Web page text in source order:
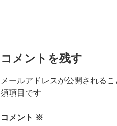
コメントを残す
メールアドレスが公開されるこ
須項目です
コメント ※